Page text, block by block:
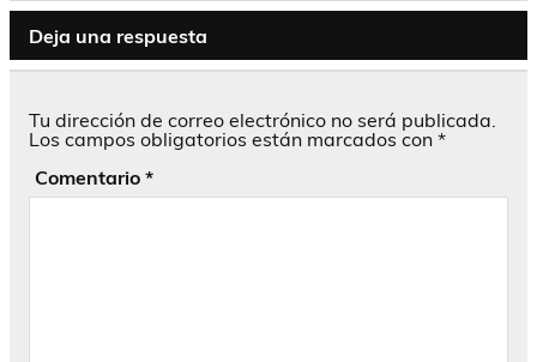
Deja una respuesta
Tu dirección de correo electrónico no será publicada.
Los campos obligatorios están marcados con *
Comentario *